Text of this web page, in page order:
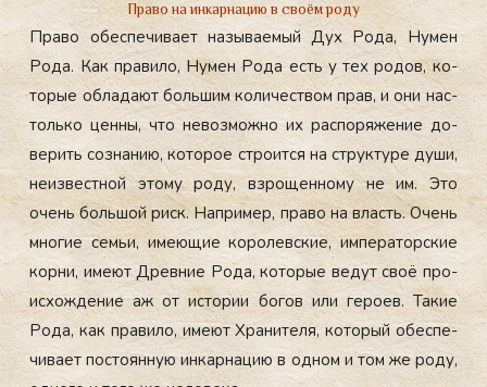
Право на инкарнацию в своём роду
Пра­во обес­пе­чива­ет на­зыва­емый Дух Ро­да, Ну­мен
Ро­да. Как пра­вило, Ну­мен Ро­да есть у тех ро­дов, ко­
торые об­ла­да­ют боль­шим ко­личес­твом прав, и они нас­
толь­ко цен­ны, что не­воз­можно их рас­по­ряже­ние до­
верить соз­на­нию, ко­торое стро­ит­ся на струк­ту­ре ду­ши,
не­из­вес­тной это­му ро­ду, взро­щен­но­му не им. Это
очень боль­шой риск. Нап­ри­мер, пра­во на власть. Очень
мно­гие семьи, име­ющие ко­ролев­ские, им­пе­ратор­ские
кор­ни, име­ют Древ­ние Ро­да, ко­торые ве­дут своё про­
ис­хожде­ние аж от ис­то­рии бо­гов или ге­ро­ев. Та­кие
Ро­да, как пра­вило, име­ют Хра­ните­ля, ко­торый обес­пе­
чива­ет пос­то­ян­ную ин­карна­цию в од­ном и том же ро­ду,